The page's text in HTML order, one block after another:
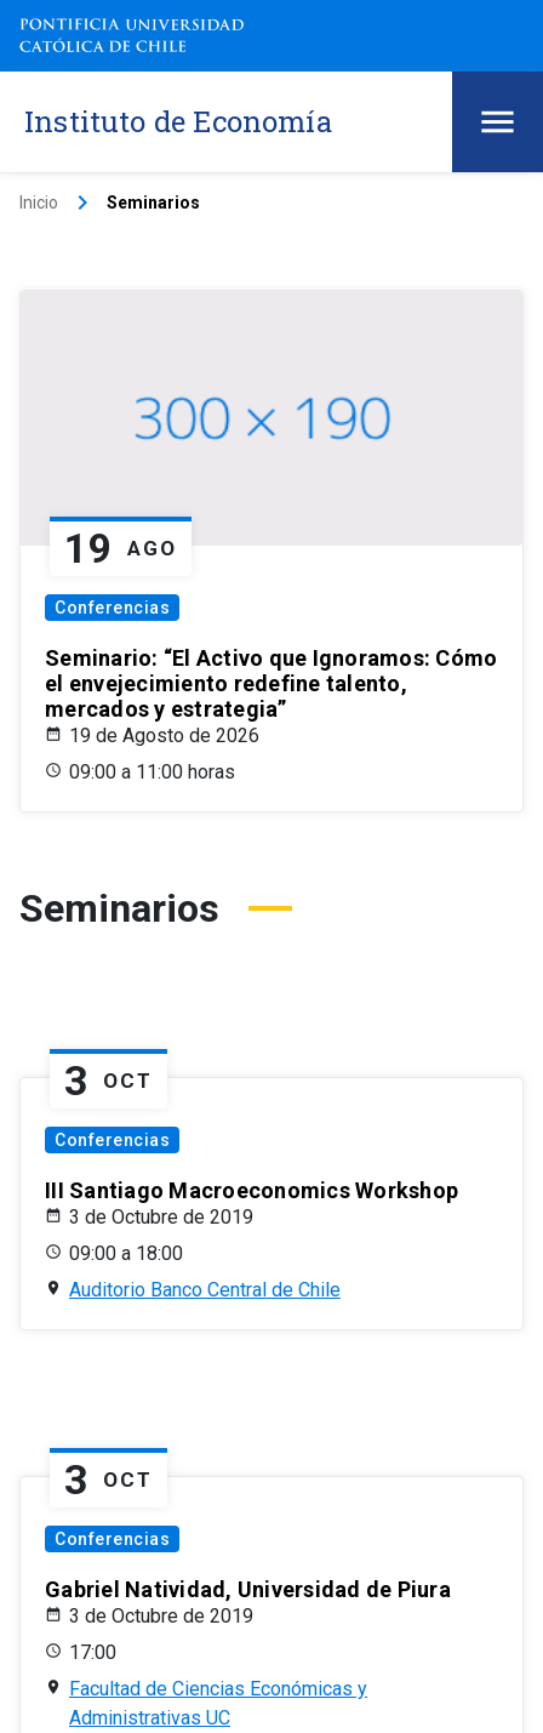
Instituto de Economía
Inicio keyboard_arrow_right Seminarios
19 AGO
Conferencias
Seminario: “El Activo que Ignoramos: Cómo
el envejecimiento redefine talento,
mercados y estrategia”
19 de Agosto de 2026
09:00 a 11:00 horas
Seminarios
3 OCT
Conferencias
III Santiago Macroeconomics Workshop
3 de Octubre de 2019
09:00 a 18:00
Auditorio Banco Central de Chile
3 OCT
Conferencias
Gabriel Natividad, Universidad de Piura
3 de Octubre de 2019
17:00
Facultad de Ciencias Económicas y
Administrativas UC